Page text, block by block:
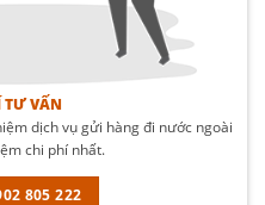
TƯ VẤN
dịch vụ gửi hàng đi nước ngoài
chi phí nhất.
805 222